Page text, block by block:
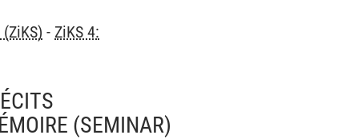
- ZiKS 4:
(SEMINAR)